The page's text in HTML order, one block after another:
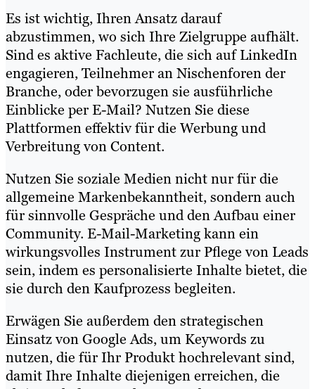
Es ist wichtig, Ihren Ansatz darauf
abzustimmen, wo sich Ihre Zielgruppe aufhält.
Sind es aktive Fachleute, die sich auf LinkedIn
engagieren, Teilnehmer an Nischenforen der
Branche, oder bevorzugen sie ausführliche
Einblicke per E-Mail? Nutzen Sie diese
Plattformen effektiv für die Werbung und
Verbreitung von Content.
Nutzen Sie soziale Medien nicht nur für die
allgemeine Markenbekanntheit, sondern auch
für sinnvolle Gespräche und den Aufbau einer
Community. E-Mail-Marketing kann ein
wirkungsvolles Instrument zur Pflege von Leads
sein, indem es personalisierte Inhalte bietet, die
sie durch den Kaufprozess begleiten.
Erwägen Sie außerdem den strategischen
Einsatz von Google Ads, um Keywords zu
nutzen, die für Ihr Produkt hochrelevant sind,
damit Ihre Inhalte diejenigen erreichen, die